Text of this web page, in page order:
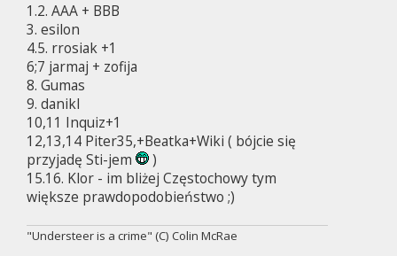
t
1.2. AAA + BBB
3. esilon
4.5. rrosiak +1
6;7 jarmaj + zofija
8. Gumas
9. danikl
10,11 Inquiz+1
12,13,14 Piter35,+Beatka+Wiki ( bójcie się
przyjadę Sti-jem
)
15.16. Klor - im bliżej Częstochowy tym
większe prawdopodobieństwo ;)
"Understeer is a crime" (C) Colin McRae